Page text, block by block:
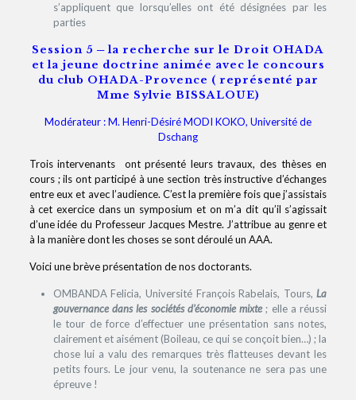
s’appliquent que lorsqu’elles ont été désignées par les
parties
Session 5 ─ la recherche sur le Droit OHADA
et la jeune doctrine animée avec le concours
du club OHADA-Provence ( représenté par
Mme Sylvie BISSALOUE)
Modérateur : M. Henri-Désiré MODI KOKO, Université de
Dschang
Trois intervenants ont présenté leurs travaux, des thèses en
cours ; ils ont participé à une section très instructive d’échanges
entre eux et avec l’audience. C’est la première fois que j’assistais
à cet exercice dans un symposium et on m’a dit qu’il s’agissait
d’une idée du Professeur Jacques Mestre. J’attribue au genre et
à la manière dont les choses se sont déroulé un AAA.
Voici une brève présentation de nos doctorants.
OMBANDA Felicia, Université François Rabelais, Tours,La
gouvernance dans les sociétés d’économie mixte; elle a réussi
le tour de force d’effectuer une présentation sans notes,
clairement et aisément (Boileau, ce qui se conçoit bien…) ; la
chose lui a valu des remarques très flatteuses devant les
petits fours. Le jour venu, la soutenance ne sera pas une
épreuve !